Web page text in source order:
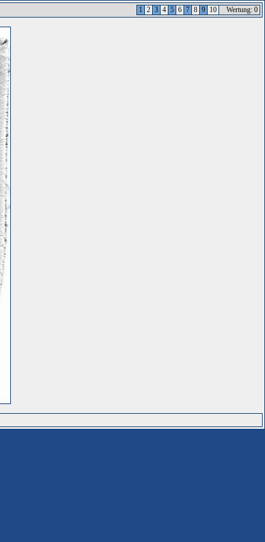
1 2 3 4 5 6 7 8 9 10 Wertung: 0